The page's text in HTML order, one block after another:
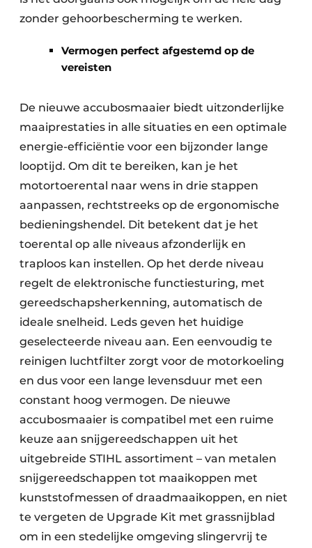
zonder gehoorbescherming te werken.
Vermogen perfect afgestemd op de
vereisten
De nieuwe accubosmaaier biedt uitzonderlijke
maaiprestaties in alle situaties en een optimale
energie-efficiëntie voor een bijzonder lange
looptijd. Om dit te bereiken, kan je het
motortoerental naar wens in drie stappen
aanpassen, rechtstreeks op de ergonomische
bedieningshendel. Dit betekent dat je het
toerental op alle niveaus afzonderlijk en
traploos kan instellen. Op het derde niveau
regelt de elektronische functiesturing, met
gereedschapsherkenning, automatisch de
ideale snelheid. Leds geven het huidige
geselecteerde niveau aan. Een eenvoudig te
reinigen luchtfilter zorgt voor de motorkoeling
en dus voor een lange levensduur met een
constant hoog vermogen. De nieuwe
accubosmaaier is compatibel met een ruime
keuze aan snijgereedschappen uit het
uitgebreide STIHL assortiment – van metalen
snijgereedschappen tot maaikoppen met
kunststofmessen of draadmaaikoppen, en niet
te vergeten de Upgrade Kit met grassnijblad
om in een stedelijke omgeving slingervrij te